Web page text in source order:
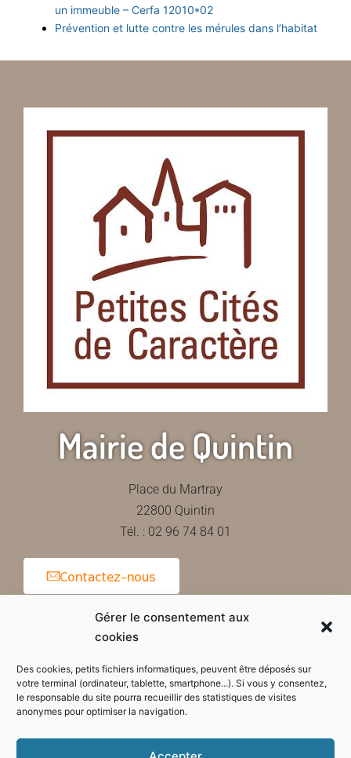
Gérer le consentement aux
cookies
Des cookies, petits fichiers informatiques, peuvent être déposés sur
votre terminal (ordinateur, tablette, smartphone...). Si vous y consentez,
le responsable du site pourra recueillir des statistiques de visites
anonymes pour optimiser la navigation.
un immeuble – Cerfa 12010*02
Prévention et lutte contre les mérules dans l’habitat
Mairie de Quintin
Place du Martray
22800 Quintin
Tél. : 02 96 74 84 01
Contactez-nous
Horaires d'ouverture de la mairie